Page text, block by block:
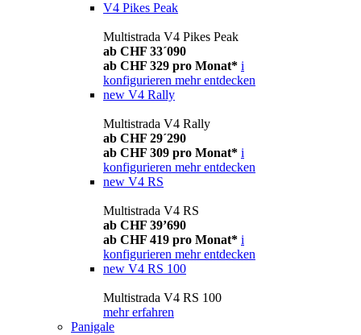
V4 Pikes Peak
Multistrada V4 Pikes Peak
ab CHF 33´090
ab CHF 329 pro Monat* i
konfigurieren mehr entdecken
new V4 Rally
Multistrada V4 Rally
ab CHF 29´290
ab CHF 309 pro Monat* i
konfigurieren mehr entdecken
new V4 RS
Multistrada V4 RS
ab CHF 39’690
ab CHF 419 pro Monat* i
konfigurieren mehr entdecken
new V4 RS 100
Multistrada V4 RS 100
mehr erfahren
Panigale